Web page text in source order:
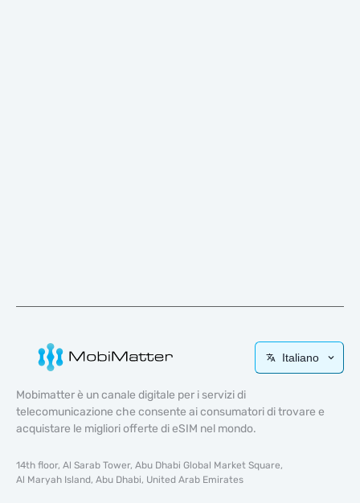
Italiano
Mobimatter è un canale digitale per i servizi di
telecomunicazione che consente ai consumatori di trovare e
acquistare le migliori offerte di eSIM nel mondo.
14th floor, Al Sarab Tower, Abu Dhabi Global Market Square,
Al Maryah Island, Abu Dhabi, United Arab Emirates